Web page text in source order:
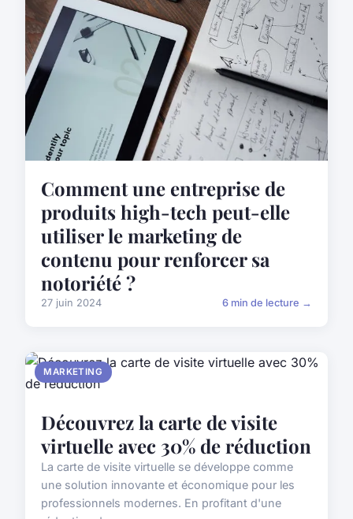
Comment une entreprise de
produits high-tech peut-elle
utiliser le marketing de
contenu pour renforcer sa
notoriété ?
27 juin 2024 6 min de lecture →
MARKETING
Découvrez la carte de visite
virtuelle avec 30% de réduction
La carte de visite virtuelle se développe comme
une solution innovante et économique pour les
professionnels modernes. En profitant d'une